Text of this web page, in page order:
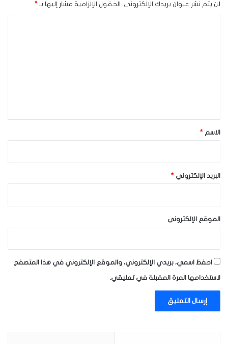
لن يتم نشر عنوان بريدك الإلكتروني. الحقول الإلزامية مشار إليها بـ *
*الاسم *
البريد الإلكتروني *
الموقع الإلكتروني
احفظ اسمي، بريدي الإلكتروني، والموقع الإلكتروني في هذا المتصفح
لاستخدامها المرة المقبلة في تعليقي.